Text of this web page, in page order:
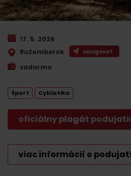
17. 5. 2026
Ružomberok
navigovať
zadarmo
Šport Cyklistika
oficiálny plagát
viac informácií o